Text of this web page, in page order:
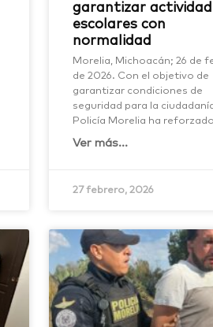
garantizar
escolares con
normalidad
Morelia, Michoacán; 26 de
de 2026. Con el objetivo de
garantizar condiciones de
seguridad para la
Policía Morelia ha
Ver más...
27 febrero, 2026